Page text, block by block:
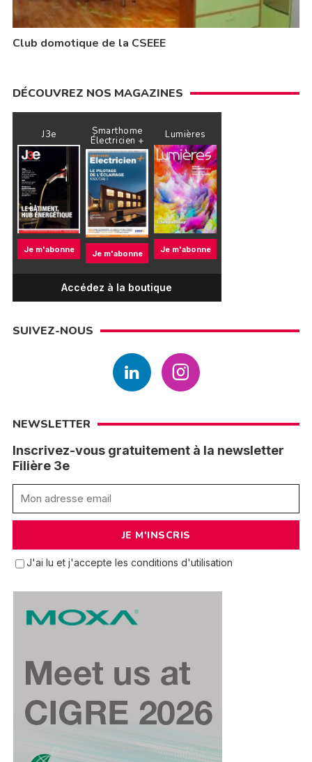
Club domotique de la CSEEE
DÉCOUVREZ NOS MAGAZINES
J3e
Je m'abonne
Smarthome
Électricien +
Je m'abonne
Lumières
Je m'abonne
Accédez à la boutique
SUIVEZ-NOUS
NEWSLETTER
Inscrivez-vous gratuitement à la newsletter
Filière 3e
J'ai lu et j'accepte les conditions d'utilisation